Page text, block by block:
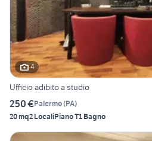
4
Ufficio adibito a studio
250 €Palermo(PA)
20 mq2 LocaliPiano T1 Bagno